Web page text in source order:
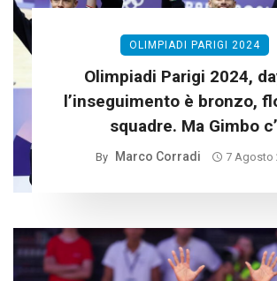
OLIMPIADI PARIGI 2024
Olimpiadi Parigi 2024,
l’inseguimento è bronzo,
squadre. Ma Gimbo
By Marco Corradi 7 Agosto